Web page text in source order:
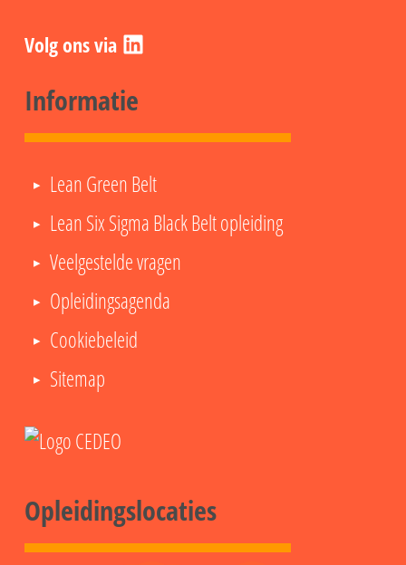
Informatie
Lean Green Belt
Lean Six Sigma Black Belt opleiding
Veelgestelde vragen
Opleidingsagenda
Cookiebeleid
Sitemap
Opleidingslocaties